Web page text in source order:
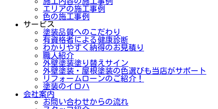
エリアの施工事例
色の施工事例
サービス
塗装品質へのこだわり
有資格者による健康診断
わかりやすく納得のお見積り
職人紹介
外壁塗装塗り替えサイン
外壁塗装・屋根塗装の色選びも当店がサポート
リフォームローンのご紹介！
塗装のイロハ
会社案内
お問い合わせからの流れ